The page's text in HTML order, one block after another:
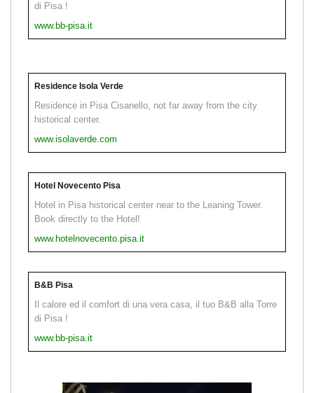
di Pisa !
www.bb-pisa.it
Residence Isola Verde
Residence in Pisa Cisanello, not far away from the city
historical center.
www.isolaverde.com
Hotel Novecento Pisa
Hotel in Pisa historical center near to the Leaning Tower.
Book directly to the Hotel!
www.hotelnovecento.pisa.it
B&B Pisa
Il calore ed il comfort di una vera casa, il tuo B&B alla Torre
di Pisa !
www.bb-pisa.it